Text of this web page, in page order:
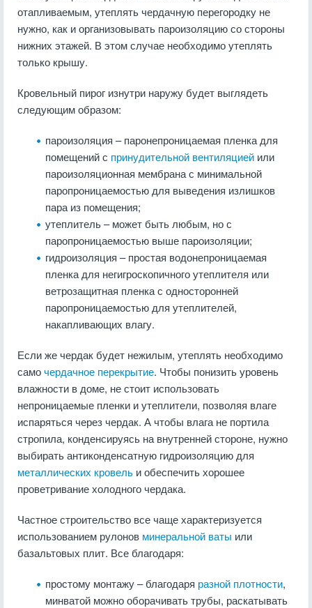
отапливаемым, утеплять чердачную перегородку не
нужно, как и организовывать пароизоляцию со стороны
нижних этажей. В этом случае необходимо утеплять
только крышу.
Кровельный пирог изнутри наружу будет выглядеть
следующим образом:
пароизоляция – паронепроницаемая пленка для
помещений с принудительной вентиляцией или
пароизоляционная мембрана с минимальной
паропроницаемостью для выведения излишков
пара из помещения;
утеплитель – может быть любым, но с
паропроницаемостью выше пароизоляции;
гидроизоляция – простая водонепроницаемая
пленка для негигроскопичного утеплителя или
ветрозащитная пленка с односторонней
паропроницаемостью для утеплителей,
накапливающих влагу.
Если же чердак будет нежилым, утеплять необходимо
самочердачное перекрытие. Чтобы понизить уровень
влажности в доме, не стоит использовать
непроницаемые пленки и утеплители, позволяя влаге
испаряться через чердак. А чтобы влага не портила
стропила, конденсируясь на внутренней стороне, нужно
выбирать антиконденсатную гидроизоляцию для
металлических кровель и обеспечить хорошее
проветривание холодного чердака.
Частное строительство все чаще характеризуется
использованием рулонов минеральной ваты или
базальтовых плит. Все благодаря:
простому монтажу – благодаря разной плотности,
минватой можно оборачивать трубы, раскатывать